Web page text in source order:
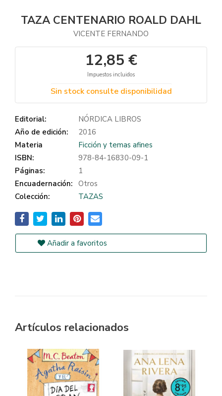
TAZA CENTENARIO ROALD DAHL
VICENTE FERNANDO
12,85 €
Impuestos incluidos
Sin stock consulte disponibilidad
Editorial:
NÓRDICA LIBROS
Año de edición:
2016
Materia
Ficción y temas afines
ISBN:
978-84-16830-09-1
Páginas:
1
Encuadernación: Otros
Colección:
TAZAS
Añadir a favoritos
Artículos relacionados